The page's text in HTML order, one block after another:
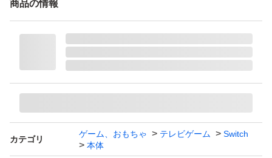
商品の情報
カテゴリ
ゲーム、おもちゃ テレビゲーム
Switch
本体